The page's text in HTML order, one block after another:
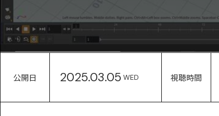
公開日 2025.03.05 WED 視聴時間